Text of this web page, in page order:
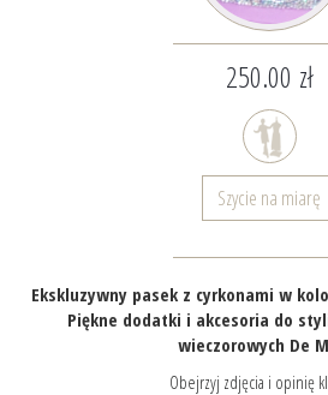
250.00 zł
Szycie na miarę
Ekskluzywny pasek z cyrkonami w
Piękne dodatki i akcesoria do
wieczorowych De
Obejrzyj zdjęcia i opinię